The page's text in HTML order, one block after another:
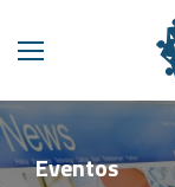
Eventos